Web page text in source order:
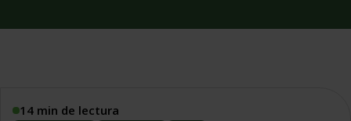
14 min de lectura